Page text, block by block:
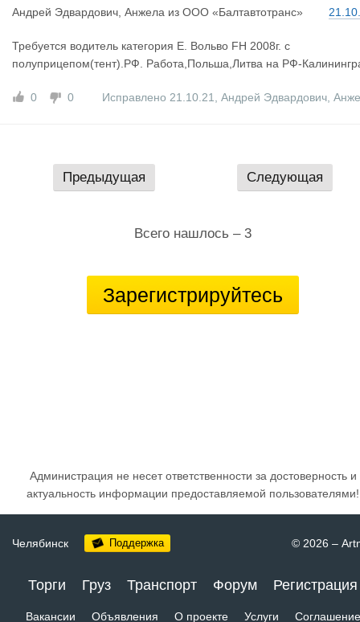
Андрей Эдвардович, Анжела из ООО «Балтавтотранс»
Требуется водитель категория Е. Вольво FH 2008г. с
полуприцепом(тент).РФ. Работа,Польша,Литва на РФ-
0 0 Исправлено 21.10.21 Андрей Эдвардович,
Предыдущая Следующая
Всего нашлось – 3
Зарегистрируйтесь
Администрация не несет ответственности за достоверность и
актуальность информации предоставляемой пользователями!
Челябинск Поддержка © 2026 –
Торги Груз Транспорт Форум Регистрация
Вакансии Объявления О проекте Услуги Соглашение